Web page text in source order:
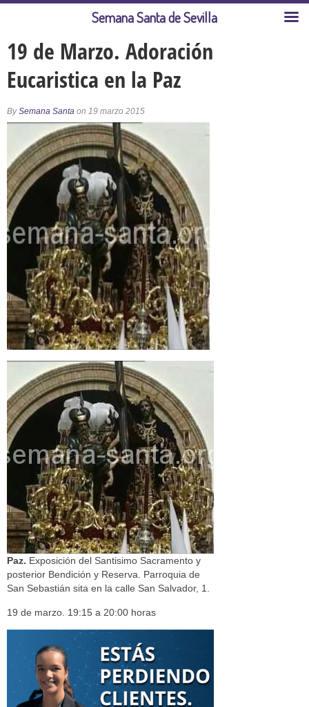
19 de Marzo. Adoración
Eucaristica en la Paz
BySemana Santa on 19 marzo 2015
Paz. Exposición del Santisimo Sacramento y
posterior Bendición y Reserva. Parroquia de
San Sebastián sita en la calle San Salvador, 1.
19 de marzo. 19:15 a 20:00 horas
Semana Santa de Sevilla